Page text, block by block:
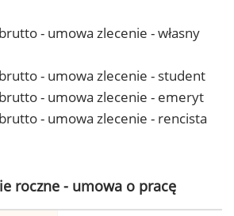
- umowa zlecenie - własny
- umowa zlecenie - student
- umowa zlecenie - emeryt
- umowa zlecenie - rencista
roczne - umowa o pracę